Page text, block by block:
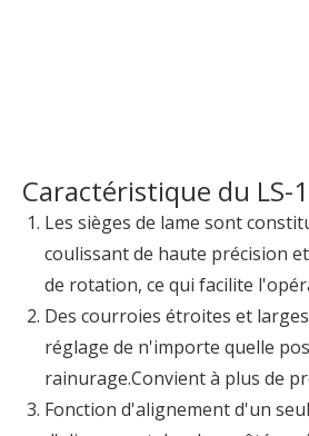
Caractéristique du LS-
Les sièges de lame sont
coulissant de haute précision
de rotation, ce qui facilite
Des courroies étroites et
réglage de n'importe quelle
rainurage.Convient à plus de
Fonction d'alignement d'un